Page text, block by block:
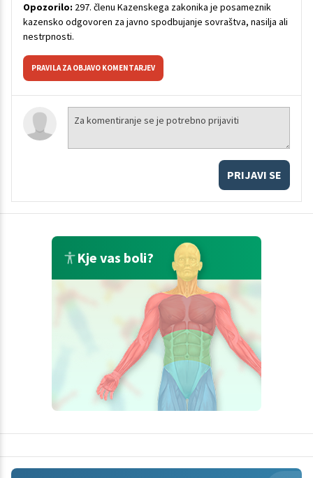
Opozorilo: 297. členu Kazenskega zakonika je posameznik
kazensko odgovoren za javno spodbujanje sovraštva, nasilja ali
nestrpnosti.
PRAVILA ZA OBJAVO KOMENTARJEV
PRIJAVI SE
Kje vas boli?